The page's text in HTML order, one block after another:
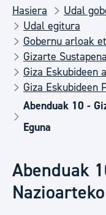
Hasiera
Udal
Udal egitura
Gobernu arloak
Gizarte
Giza Eskubideen
Giza Eskubideen
Abenduak 10 -
Eguna
Abenduak